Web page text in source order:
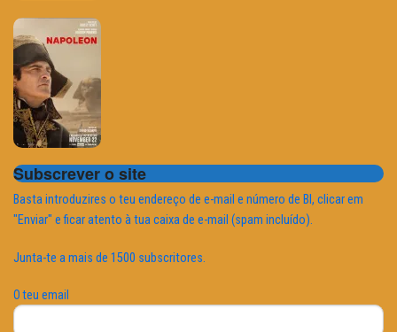
Subscrever o site
Basta introduzires o teu endereço de e-mail e número de BI, clicar em
"Enviar" e ficar atento à tua caixa de e-mail (spam incluído).
Junta-te a mais de 1500 subscritores.
O teu email